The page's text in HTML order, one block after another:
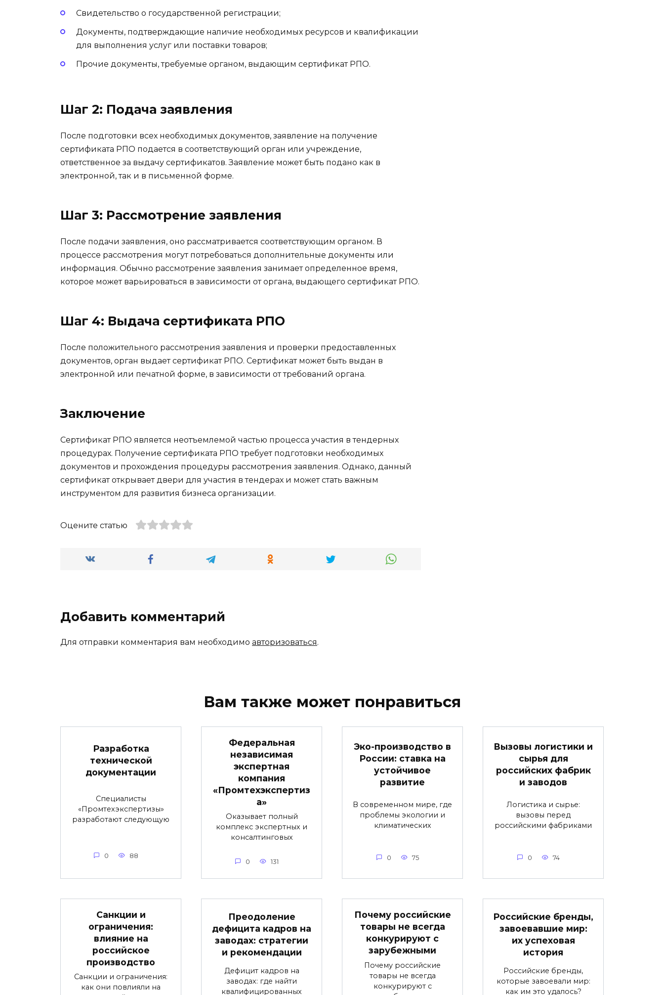
Свидетельство о государственной регистрации;
Документы, подтверждающие наличие необходимых ресурсов и квалификации
для выполнения услуг или поставки товаров;
Прочие документы, требуемые органом, выдающим сертификат РПО.
Шаг 2: Подача заявления
После подготовки всех необходимых документов, заявление на получение
сертификата РПО подается в соответствующий орган или учреждение,
ответственное за выдачу сертификатов. Заявление может быть подано как в
электронной, так и в письменной форме.
Шаг 3: Рассмотрение заявления
После подачи заявления, оно рассматривается соответствующим органом. В
процессе рассмотрения могут потребоваться дополнительные документы или
информация. Обычно рассмотрение заявления занимает определенное время,
которое может варьироваться в зависимости от органа, выдающего сертификат РПО.
Шаг 4: Выдача сертификата РПО
После положительного рассмотрения заявления и проверки предоставленных
документов, орган выдает сертификат РПО. Сертификат может быть выдан в
электронной или печатной форме, в зависимости от требований органа.
Заключение
Сертификат РПО является неотъемлемой частью процесса участия в тендерных
процедурах. Получение сертификата РПО требует подготовки необходимых
документов и прохождения процедуры рассмотрения заявления. Однако, данный
сертификат открывает двери для участия в тендерах и может стать важным
инструментом для развития бизнеса организации.
Оцените статью
Добавить комментарий
Для отправки комментария вам необходимо авторизоваться.
Вам также может понравиться
Разработка
технической
документации
Специалисты
«Промтехэкспертизы»
разработают следующую
0 88
Федеральная
независимая
экспертная
компания
«Промтехэкспертиз
а»
Оказывает полный
комплекс экспертных и
консалтинговых
0 131
Эко-производство в
России: ставка на
устойчивое
развитие
В современном мире, где
проблемы экологии и
климатических
0 75
Вызовы логистики и
сырья для
российских фабрик
и заводов
Логистика и сырье:
вызовы перед
российскими фабриками
0 74
Санкции и
ограничения:
влияние на
российское
производство
Санкции и ограничения:
как они повлияли на
Преодоление
дефицита кадров на
заводах: стратегии
и рекомендации
Дефицит кадров на
заводах: где найти
квалифицированных
Почему российские
товары не всегда
конкурируют с
зарубежными
Почему российские
товары не всегда
конкурируют с
Российские бренды,
завоевавшие мир:
их успеховая
история
Российские бренды,
которые завоевали мир:
как им это удалось?